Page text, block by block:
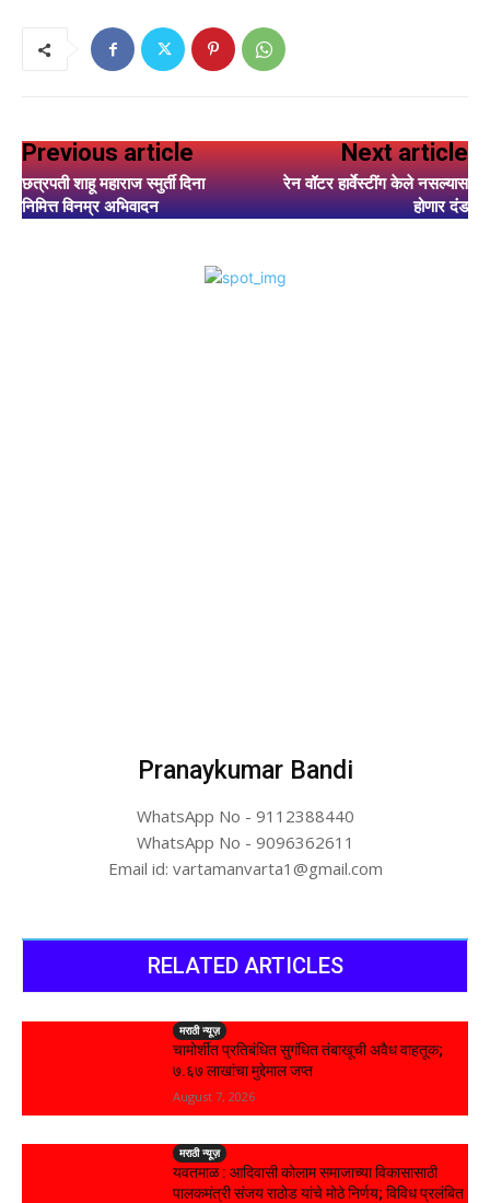
Previous article
छत्रपती शाहू महाराज स्मुर्ती दिना
निमित्त विनम्र अभिवादन
Next article
रेन वॉटर हार्वेस्टींग केले नसल्यास
होणार दंड
Pranaykumar Bandi
WhatsApp No - 9112388440
WhatsApp No - 9096362611
Email id: vartamanvarta1@gmail.com
RELATED ARTICLES
मराठी न्यूज़
चामोर्शीत प्रतिबंधित सुगंधित तंबाखूची अवैध वाहतूक;
₹७.६७ लाखांचा मुद्देमाल जप्त
August 7, 2026
मराठी न्यूज़
यवतमाळ : आदिवासी कोलाम समाजाच्या विकासासाठी
पालकमंत्री संजय राठोड यांचे मोठे निर्णय; विविध प्रलंबित